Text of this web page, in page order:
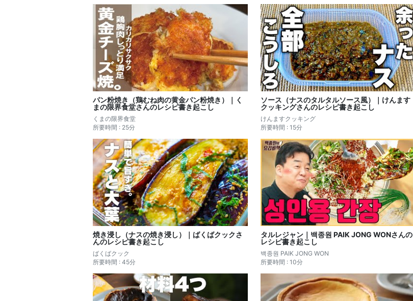
パン粉焼き（鶏むね肉の黄金パン粉焼き）｜く
まの限界食堂さんのレシピ書き起こし
くまの限界食堂
所要時間 : 25分
ソース（ナスのタルタルソース風）｜けんます
クッキングさんのレシピ書き起こし
けんますクッキング
所要時間 : 15分
焼き浸し（ナスの焼き浸し）｜ばくばクックさ
んのレシピ書き起こし
ばくばクック
所要時間 : 45分
タルレジャン｜백종원 PAIK JONG WONさんの
レシピ書き起こし
백종원 PAIK JONG WON
所要時間 : 10分